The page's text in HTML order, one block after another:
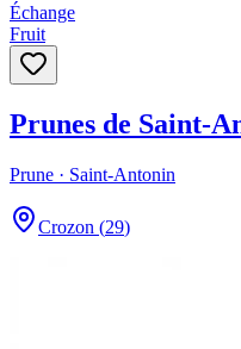
Échange
Fruit
Prunes de Saint-
Prune · Saint-Antonin
Crozon (29)